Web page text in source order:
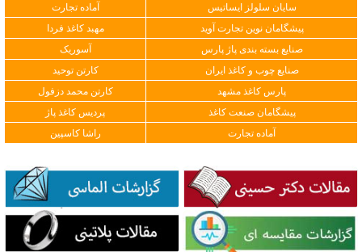
سایان سلولز ایساتیس
آماده تجارت
پیشگامان نوین تجارت آوید
مهبد کاغذ فردا
صنایع بسته بندی پاژ پارس
آسوریک
صنایع چوب و کاغذ ایران
کارتن توحید
پارس کاغذ مشهد
کارتن محمد دزفول
پیشگامان صنعت کاغذ
پردیس کاغذ پاژ
آماده تجارت
راشا کاسپین